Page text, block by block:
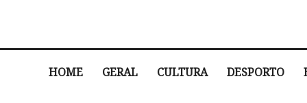
HOME GERAL CULTURA DESPORTO